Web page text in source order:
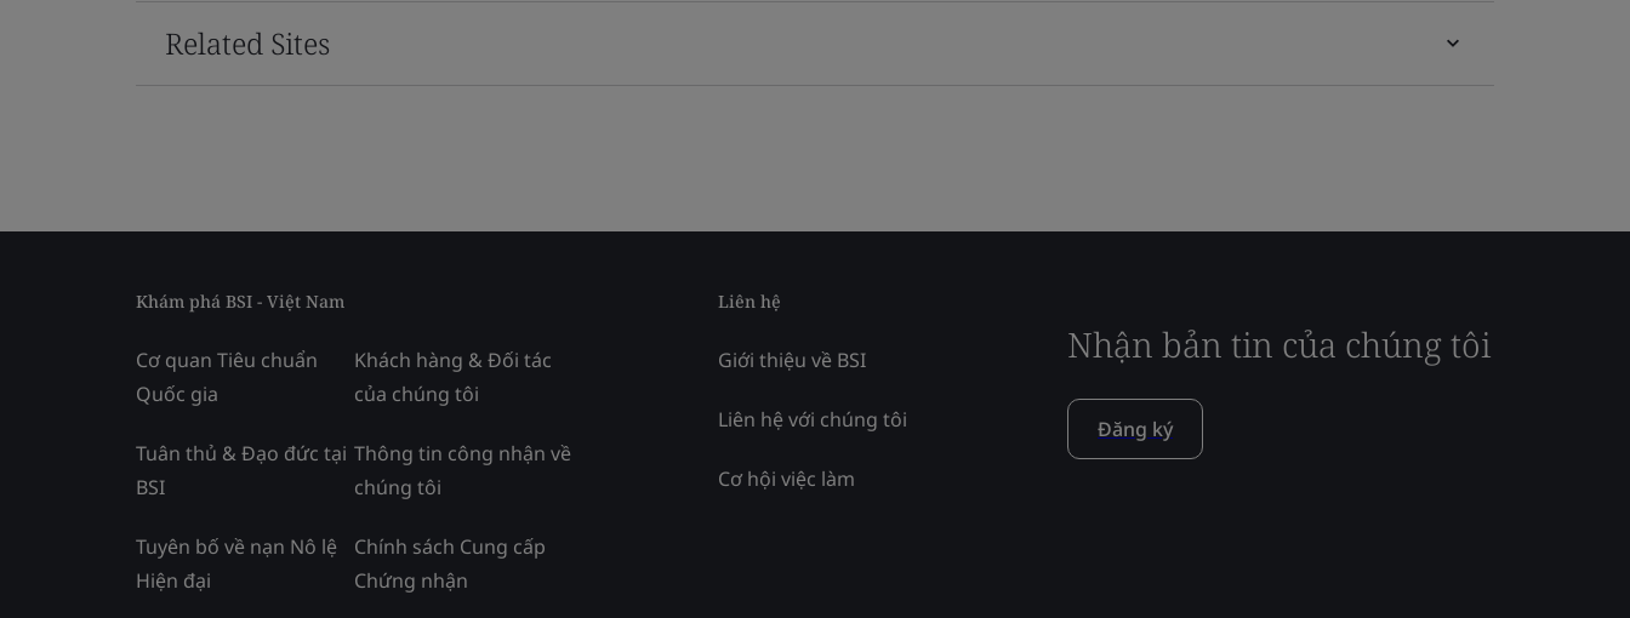
Related Sites
Khám phá BSI - Việt Nam
Cơ quan Tiêu chuẩn
Quốc gia
Tuân thủ & Đạo đức tại
BSI
Tuyên bố về nạn Nô lệ
Hiện đại
Khách hàng & Đối tác
của chúng tôi
Thông tin công nhận về
chúng tôi
Chính sách Cung cấp
Chứng nhận
Liên hệ
Giới thiệu về BSI
Liên hệ với chúng tôi
Cơ hội việc làm
Nhận bản tin của chúng tôi
Đăng ký